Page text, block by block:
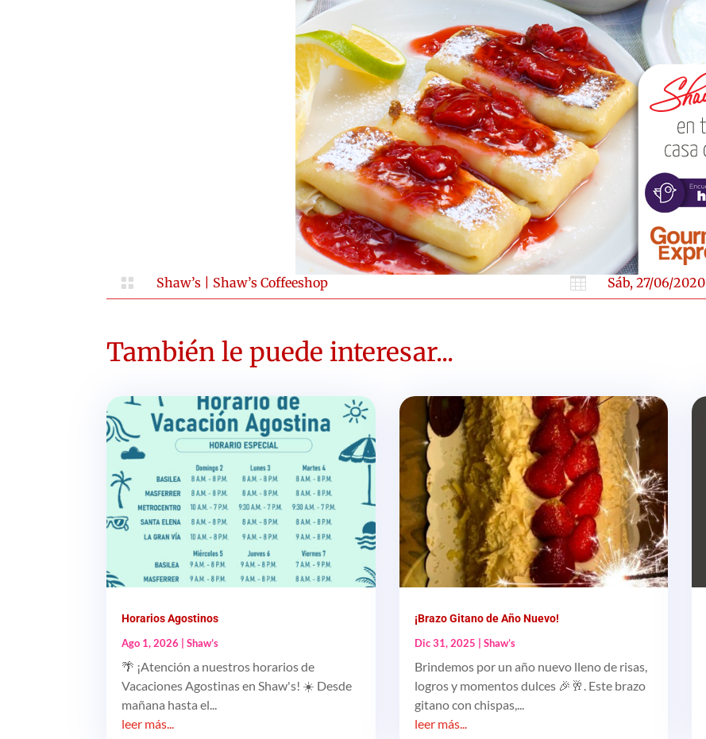
 Shaw’s Shaw’s Coffeeshop  Sáb, 27/06/2020
También le puede interesar...
Horarios Agostinos
Ago 1, 2026 |Shaw’s
🌴 ¡Atención a nuestros horarios de
Vacaciones Agostinas en Shaw's! ☀️ Desde
mañana hasta el...
leer más...
¡Brazo Gitano de Año Nuevo!
Dic 31, 2025
Shaw’s
Brindemos por un año nuevo lleno de risas,
logros y momentos dulces 🎉🥂. Este brazo
gitano con chispas,...
leer más...